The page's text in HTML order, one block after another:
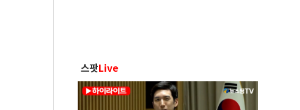
스팟Live